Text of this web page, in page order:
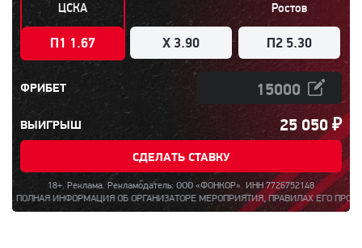
ЦСКА
П1 1.67 X 3.90
Ростов
П2 5.30
ФРИБЕТ
ВЫИГРЫШ 25 050₽
СДЕЛАТЬ СТАВКУ
18+. Реклама. Рекламодатель: ООО «ФОНКОР». ИНН 7726752148
ИНФОРМАЦИЯ ОБ ОРГАНИЗАТОРЕ МЕРОПРИЯТИЯ, ПРАВИЛАХ ЕГО